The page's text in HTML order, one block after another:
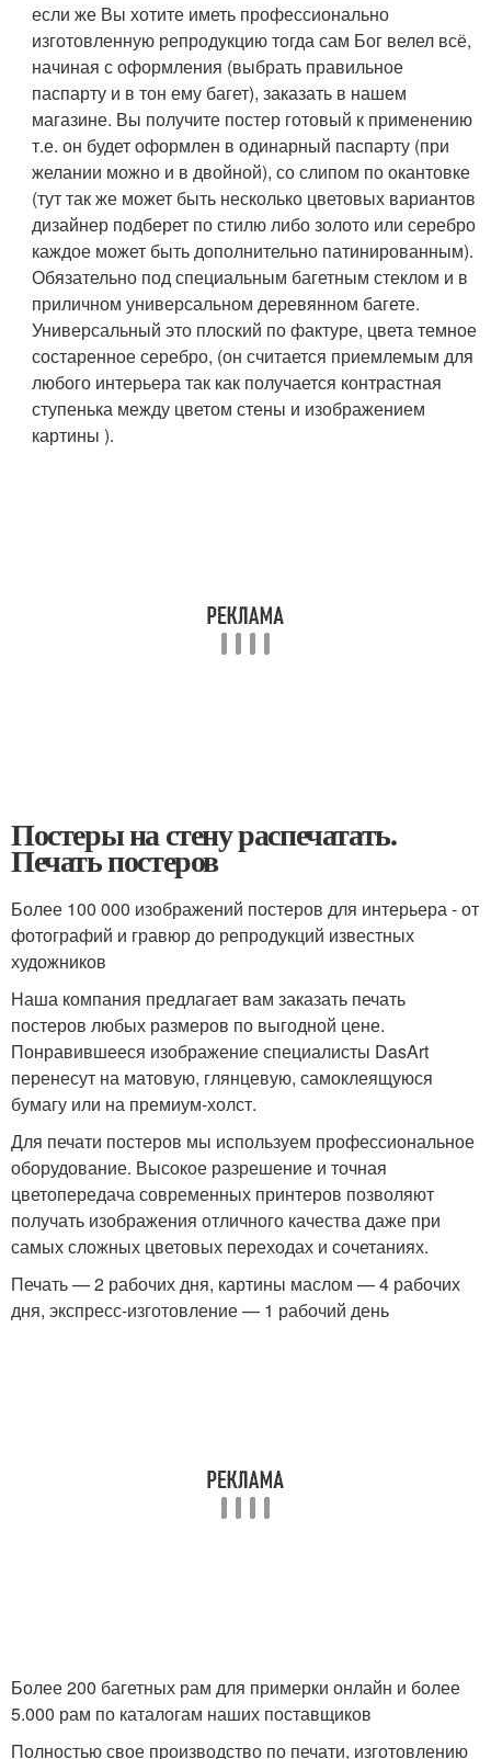
если же Вы хотите иметь профессионально
изготовленную репродукцию тогда сам Бог велел всё,
начиная с оформления (выбрать правильное
паспарту и в тон ему багет), заказать в нашем
магазине. Вы получите постер готовый к применению
т.е. он будет оформлен в одинарный паспарту (при
желании можно и в двойной), со слипом по окантовке
(тут так же может быть несколько цветовых вариантов
дизайнер подберет по стилю либо золото или серебро
каждое может быть дополнительно патинированным).
Обязательно под специальным багетным стеклом и в
приличном универсальном деревянном багете.
Универсальный это плоский по фактуре, цвета темное
состаренное серебро, (он считается приемлемым для
любого интерьера так как получается контрастная
ступенька между цветом стены и изображением
картины ).
Постеры на стену распечатать.
Печать постеров
Более 100 000 изображений постеров для интерьера - от
фотографий и гравюр до репродукций известных
художников
Наша компания предлагает вам заказать печать
постеров любых размеров по выгодной цене.
Понравившееся изображение специалисты DasArt
перенесут на матовую, глянцевую, самоклеящуюся
бумагу или на премиум-холст.
Для печати постеров мы используем профессиональное
оборудование. Высокое разрешение и точная
цветопередача современных принтеров позволяют
получать изображения отличного качества даже при
самых сложных цветовых переходах и сочетаниях.
Печать — 2 рабочих дня, картины маслом — 4 рабочих
дня, экспресс-изготовление — 1 рабочий день
Более 200 багетных рам для примерки онлайн и более
5.000 рам по каталогам наших поставщиков
Полностью свое производство по печати, изготовлению